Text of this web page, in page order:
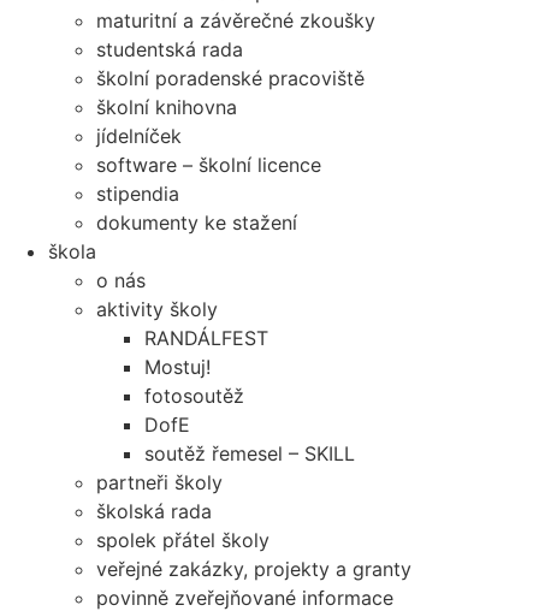
maturitní a závěrečné zkoušky
studentská rada
školní poradenské pracoviště
školní knihovna
jídelníček
software – školní licence
stipendia
dokumenty ke stažení
škola
o nás
aktivity školy
RANDÁLFEST
Mostuj!
fotosoutěž
DofE
soutěž řemesel – SKILL
partneři školy
školská rada
spolek přátel školy
veřejné zakázky, projekty a granty
povinně zveřejňované informace